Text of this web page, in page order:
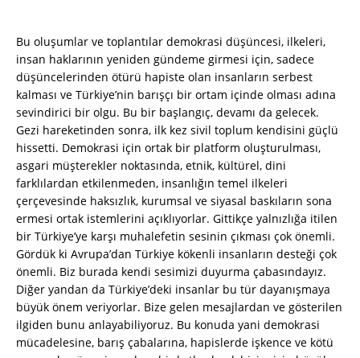
Bu oluşumlar ve toplantılar demokrasi düşüncesi, ilkeleri,
insan haklarının yeniden gündeme girmesi için, sadece
düşüncelerinden ötürü hapiste olan insanların serbest
kalması ve Türkiye’nin barışçı bir ortam içinde olması adına
sevindirici bir olgu. Bu bir başlangıç, devamı da gelecek.
Gezi hareketinden sonra, ilk kez sivil toplum kendisini güçlü
hissetti. Demokrasi için ortak bir platform oluşturulması,
asgari müşterekler noktasında, etnik, kültürel, dini
farklılardan etkilenmeden, insanlığın temel ilkeleri
çerçevesinde haksızlık, kurumsal ve siyasal baskıların sona
ermesi ortak istemlerini açıklıyorlar. Gittikçe yalnızlığa itilen
bir Türkiye’ye karşı muhalefetin sesinin çıkması çok önemli.
Gördük ki Avrupa’dan Türkiye kökenli insanların desteği çok
önemli. Biz burada kendi sesimizi duyurma çabasındayız.
Diğer yandan da Türkiye’deki insanlar bu tür dayanışmaya
büyük önem veriyorlar. Bize gelen mesajlardan ve gösterilen
ilgiden bunu anlayabiliyoruz. Bu konuda yani demokrasi
mücadelesine, barış çabalarına, hapislerde işkence ve kötü